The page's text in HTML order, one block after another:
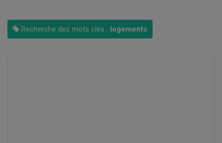
Recherche des mots clés : logements